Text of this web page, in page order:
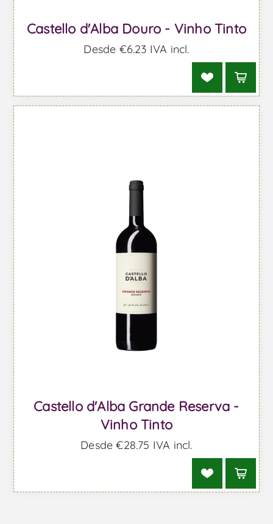
Castello d'Alba Douro - Vinho Tinto
Desde €6,23 IVA incl.
Castello d'Alba Grande Reserva -
Vinho Tinto
Desde €28,75 IVA incl.